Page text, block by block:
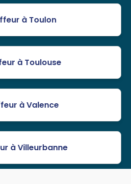
à Toulon
à Toulouse
à Valence
à Villeurbanne